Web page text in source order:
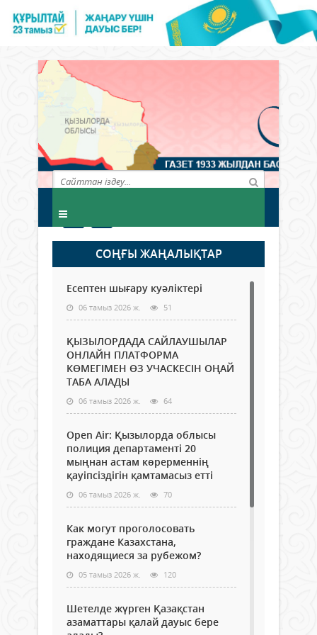
СОҢҒЫ ЖАҢАЛЫҚТАР
Есептен шығару куәліктері
06 тамыз 2026 ж. 51
ҚЫЗЫЛОРДАДА САЙЛАУШЫЛАР
ОНЛАЙН ПЛАТФОРМА
КӨМЕГІМЕН ӨЗ УЧАСКЕСІН ОҢАЙ
ТАБА АЛАДЫ
06 тамыз 2026 ж. 64
Open Air: Қызылорда облысы
полиция департаменті 20
мыңнан астам көрерменнің
қауіпсіздігін қамтамасыз етті
06 тамыз 2026 ж. 70
Как могут проголосовать
граждане Казахстана,
находящиеся за рубежом?
05 тамыз 2026 ж. 120
Шетелде жүрген Қазақстан
азаматтары қалай дауыс бере